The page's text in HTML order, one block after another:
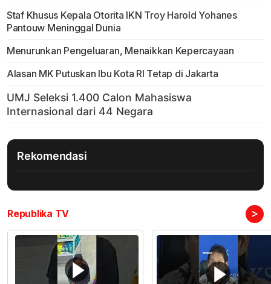
Staf Khusus Kepala Otorita IKN Troy Harold Yohanes
Pantouw Meninggal Dunia
Menurunkan Pengeluaran, Menaikkan Kepercayaan
Alasan MK Putuskan Ibu Kota RI Tetap di Jakarta
Rekomendasi
Republika TV >